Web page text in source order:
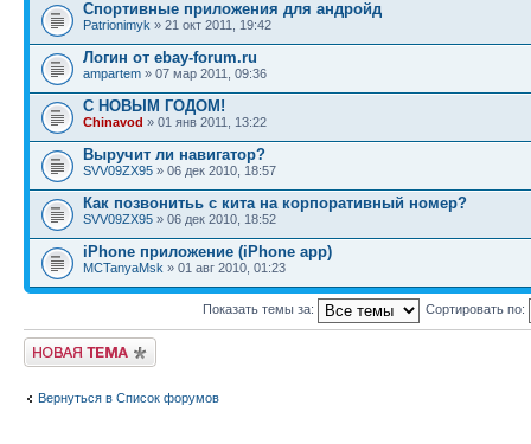
Спортивные приложения для андройд
Patrionimyk » 21 окт 2011, 19:42
Логин от ebay-forum.ru
ampartem » 07 мар 2011, 09:36
С НОВЫМ ГОДОМ!
Chinavod » 01 янв 2011, 13:22
Выручит ли навигатор?
SVV09ZX95 » 06 дек 2010, 18:57
Как позвонитьь с кита на корпоративный номер?
SVV09ZX95 » 06 дек 2010, 18:52
iPhone приложение (iPhone app)
MCTanyaMsk » 01 авг 2010, 01:23
Показать темы за: Сортировать по:
Начать новую тему
Вернуться в Список форумов